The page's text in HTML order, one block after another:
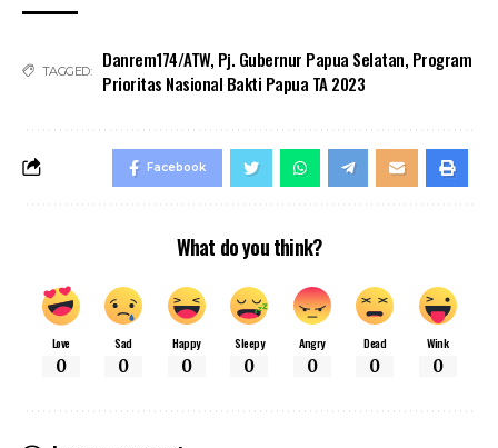
TAGGED: Danrem174/ATW, Pj. Gubernur Papua Selatan, Program
Prioritas Nasional Bakti Papua TA 2023
Facebook
What do you think?
Love
0
Sad
0
Happy
0
Sleepy
0
Angry
0
Dead
0
Wink
0